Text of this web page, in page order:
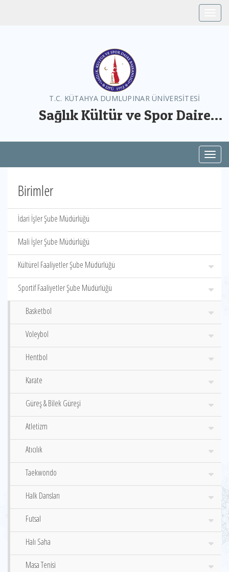
T.C. KÜTAHYA DUMLUPINAR ÜNİVERSİTESİ
Sağlık Kültür ve Spor Daire
Birimler
İdari İşler Şube Müdürlüğü
Mali İşler Şube Müdürlüğü
Kültürel Faaliyetler Şube Müdürlüğü
Sportif Faaliyetler Şube Müdürlüğü
Basketbol
Voleybol
Hentbol
Karate
Güreş & Bilek Güreşi
Atletizm
Atıcılık
Taekwondo
Halk Dansları
Futsal
Halı Saha
Masa Tenisi